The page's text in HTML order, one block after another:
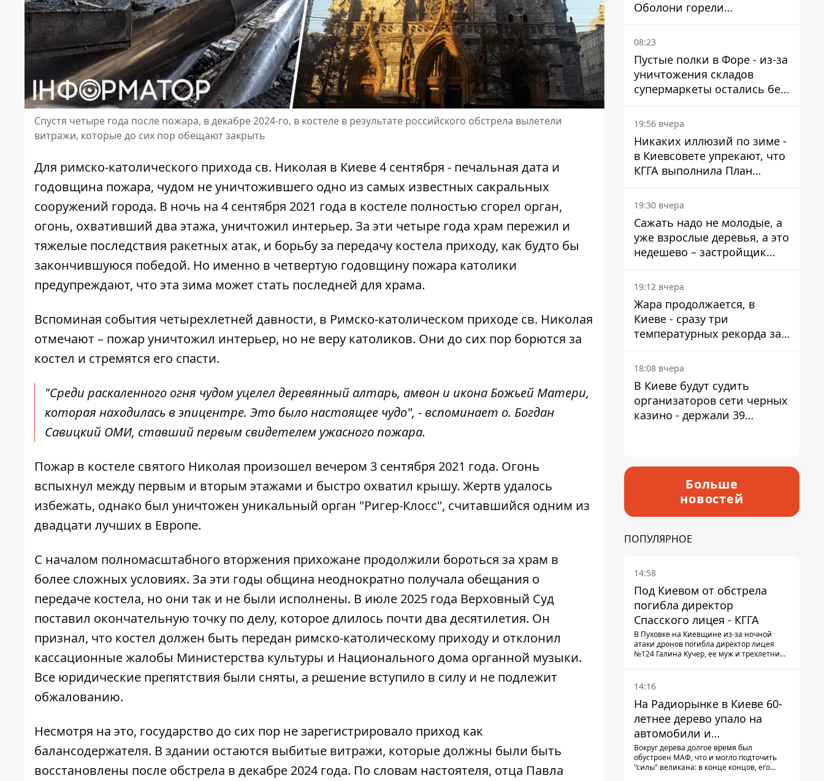
Спустя четыре года после пожара, в декабре 2024-го, в костеле в результате российского обстрела вылетели
витражи, которые до сих пор обещают закрыть
Для римско-католического прихода св. Николая в Киеве 4 сентября - печальная дата и
годовщина пожара, чудом не уничтожившего одно из самых известных сакральных
сооружений города. В ночь на 4 сентября 2021 года в костеле полностью сгорел орган,
огонь, охвативший два этажа, уничтожил интерьер. За эти четыре года храм пережил и
тяжелые последствия ракетных атак, и борьбу за передачу костела приходу, как будто бы
закончившуюся победой. Но именно в четвертую годовщину пожара католики
предупреждают, что эта зима может стать последней для храма.
Вспоминая события четырехлетней давности, в Римско-католическом приходе св. Николая
отмечают – пожар уничтожил интерьер, но не веру католиков. Они до сих пор борются за
костел и стремятся его спасти.
"Среди раскаленного огня чудом уцелел деревянный алтарь, амвон и икона Божьей Матери,
которая находилась в эпицентре. Это было настоящее чудо", - вспоминает о. Богдан
Савицкий ОМИ, ставший первым свидетелем ужасного пожара.
Пожар в костеле святого Николая произошел вечером 3 сентября 2021 года. Огонь
вспыхнул между первым и вторым этажами и быстро охватил крышу. Жертв удалось
избежать, однако был уничтожен уникальный орган "Ригер-Клосс", считавшийся одним из
двадцати лучших в Европе.
С началом полномасштабного вторжения прихожане продолжили бороться за храм в
более сложных условиях. За эти годы община неоднократно получала обещания о
передаче костела, но они так и не были исполнены. В июле 2025 года Верховный Суд
поставил окончательную точку по делу, которое длилось почти два десятилетия. Он
признал, что костел должен быть передан римско-католическому приходу и отклонил
кассационные жалобы Министерства культуры и Национального дома органной музыки.
Все юридические препятствия были сняты, а решение вступило в силу и не подлежит
обжалованию.
Несмотря на это, государство до сих пор не зарегистрировало приход как
балансодержателя. В здании остаются выбитые витражи, которые должны были быть
восстановлены после обстрела в декабре 2024 года. По словам настоятеля, отца Павла
Оболони горели
резервуары с топливом
08:23
Пустые полки в Форе - из-за
уничтожения складов
супермаркеты остались без
ассортимента
19:56 вчера
Никаких иллюзий по зиме -
в Киевсовете упрекают, что
КГГА выполнила План
устойчивости на 20%
19:30 вчера
Сажать надо не молодые, а
уже взрослые деревья, а это
недешево – застройщик
Никонов
19:12 вчера
Жара продолжается, в
Киеве - сразу три
температурных рекорда за
день
18:08 вчера
В Киеве будут судить
организаторов сети черных
казино - держали 39
Больше
новостей
ПОПУЛЯРНОЕ
14:58
Под Киевом от обстрела
погибла директор
Спасского лицея - КГГА
В Пуховке на Киевщине из-за ночной
атаки дронов погибла директор лицея
№124 Галина Кучер, ее муж и трехлетний
14:16
На Радиорынке в Киеве 60-
летнее дерево упало на
автомобили и
травмировало человека -
подробности
Вокруг дерева долгое время был
обустроен МАФ, что и могло подточить
"силы" великана: в конце концов, его